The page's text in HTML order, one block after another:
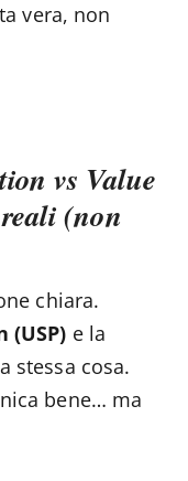
vera, non
vs Value
(non
chiara.
e la
stessa cosa.
bene… ma